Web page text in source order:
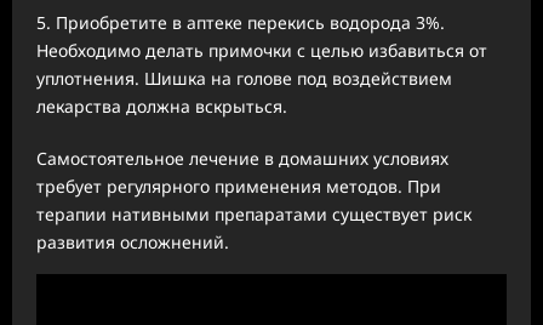
Приобретите в аптеке перекись водорода 3%.
Необходимо делать примочки с целью избавиться от
уплотнения. Шишка на голове под воздействием
лекарства должна вскрыться.
Самостоятельное лечение в домашних условиях
требует регулярного применения методов. При
терапии нативными препаратами существует риск
развития осложнений.